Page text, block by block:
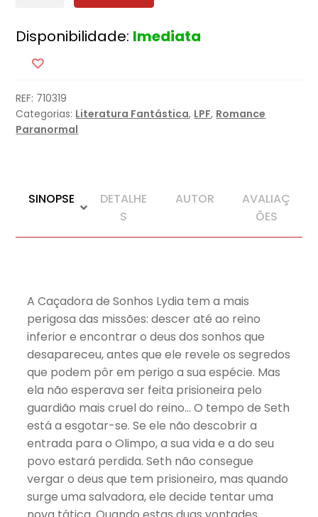
Guardião
Disponibilidade: Imediata
REF: 710319
Categorias: Literatura Fantástica, LPF, Romance
Paranormal
SINOPSE
DETALHE
S
AUTOR
AVALIAÇ
ÕES
A Caçadora de Sonhos Lydia tem a mais
perigosa das missões: descer até ao reino
inferior e encontrar o deus dos sonhos que
desapareceu, antes que ele revele os segredos
que podem pôr em perigo a sua espécie. Mas
ela não esperava ser feita prisioneira pelo
guardião mais cruel do reino… O tempo de Seth
está a esgotar-se. Se ele não descobrir a
entrada para o Olimpo, a sua vida e a do seu
povo estará perdida. Seth não consegue
vergar o deus que tem prisioneiro, mas quando
surge uma salvadora, ele decide tentar uma